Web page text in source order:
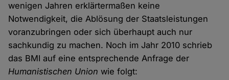
wenigen Jahren erklärtermaßen keine
Notwendigkeit, die Ablösung der Staatsleistungen
voranzubringen oder sich überhaupt auch nur
sachkundig zu machen. Noch im Jahr 2010 schrieb
das BMI auf eine entsprechende Anfrage der
Humanistischen Union wie folgt: